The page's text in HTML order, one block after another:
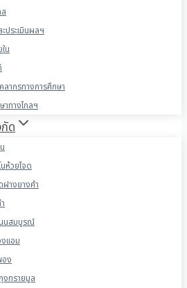
ประเมินผลฯ
น
ากรทางการศึกษา
าทางไกลฯ
ด
ห้วยโจด
ฝางยางคำ
นนสมบูรณ์
งแอม
อง
งทรายมูล